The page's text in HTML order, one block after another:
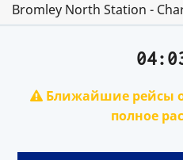
Bromley North Station -
Ближайшие рейсы
полное